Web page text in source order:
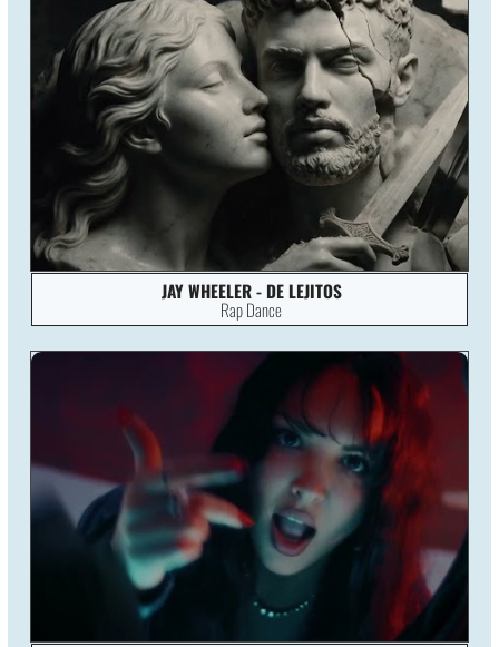
JAY WHEELER - DE LEJITOS
Rap Dance